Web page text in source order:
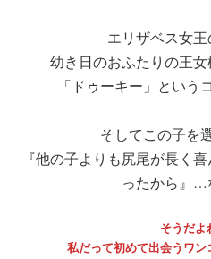
エリザベス女
幼き日のおふたりの王
「ドゥーキー」という
そしてこの子を
『他の子よりも尻尾が長く
ったから』…
そうだ
私だって初めて出会うワ